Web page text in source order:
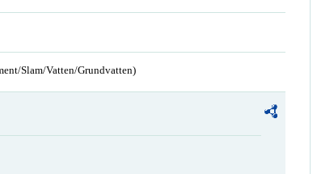
Slam/Vatten/Grundvatten)